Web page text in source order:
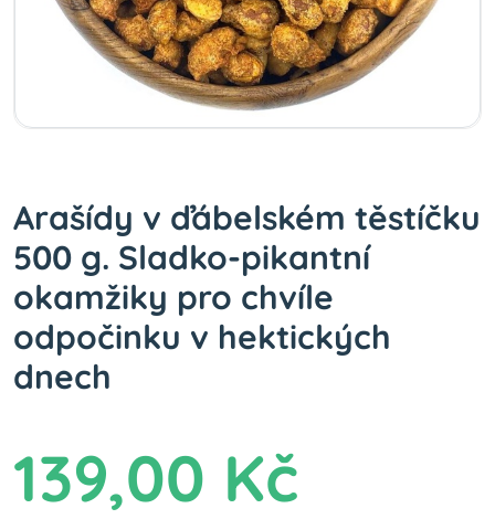
Arašídy v ďábelském těstíčku
500 g. Sladko-pikantní
okamžiky pro chvíle
odpočinku v hektických
dnech
139,00 Kč